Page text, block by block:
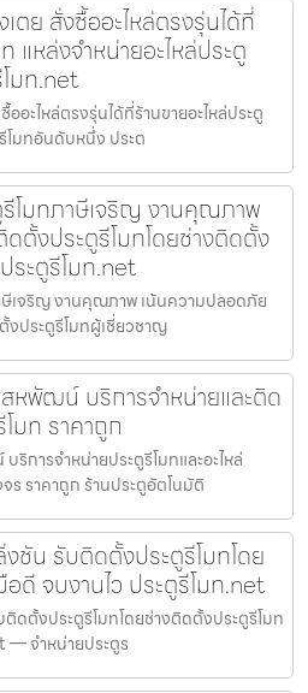
ตย สั่งซื้ออะไหล่ตรงรุ่นได้ที่
แหล่งจำหน่ายอะไหล่ประตู
มท.net
อะไหล่ตรงรุ่นได้ที่ร้านขายอะไหล่ประตู
โมทอันดับหนึ่ง ประต
โมทภาษีเจริญ งานคุณภาพ
ตั้งประตูรีโมทโดยช่างติดตั้ง
ระตูรีโมท.net
ษีเจริญ งานคุณภาพ เน้นความปลอดภัย
งประตูรีโมทผู้เชี่ยวชาญ
หพัฒน์ บริการจำหน่ายและติด
มท ราคาถูก
การจำหน่ายประตูรีโมทและอะไหล่
ราคาถูก ร้านประตูอัตโนมัติ
ชัน รับติดตั้งประตูรีโมทโดย
ดี จบงานไว ประตูรีโมท.net
ดตั้งประตูรีโมทโดยช่างติดตั้งประตูรีโมท
— จำหน่ายประตูร